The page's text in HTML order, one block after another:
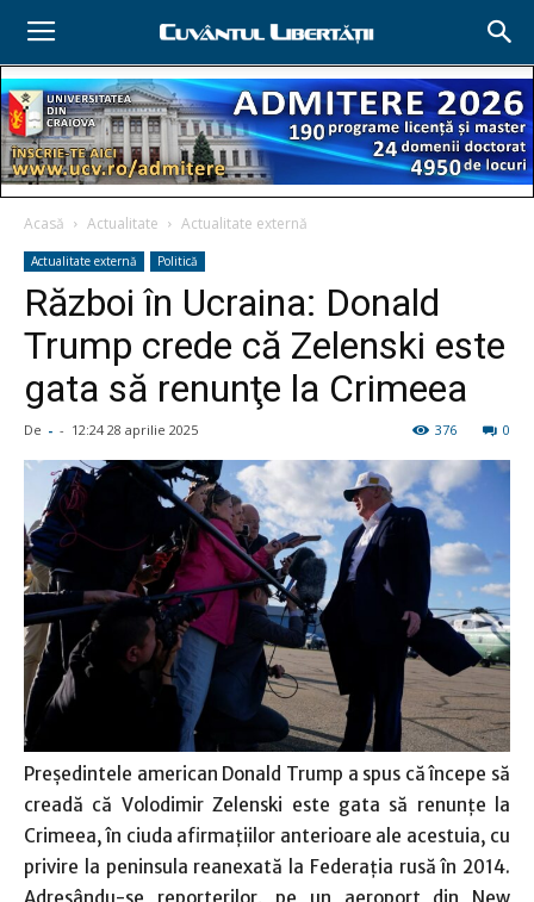
Acasă Actualitate Actualitate externă
Actualitate externă Politică
Război în Ucraina: Donald
Trump crede că Zelenski este
gata să renunţe la Crimeea
De - - 12:24 28 aprilie 2025 0
376
Preşedintele american Donald Trump a spus că începe să
creadă că Volodimir Zelenski este gata să renunţe la
Crimeea, în ciuda afirmaţiilor anterioare ale acestuia, cu
privire la peninsula reanexată la Federaţia rusă în 2014.